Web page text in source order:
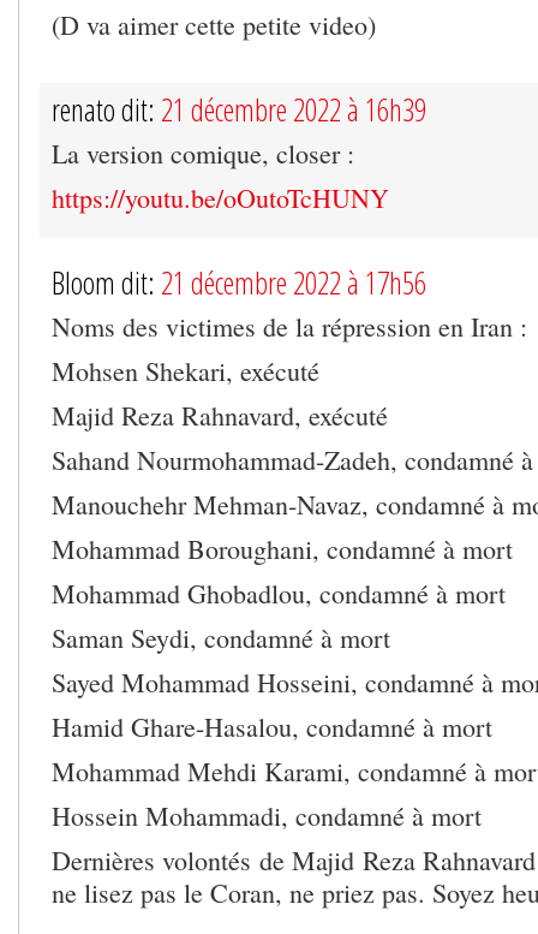
(D va aimer cette petite video)
renato dit: 21 décembre 2022 à 16h39
La version comique, closer :
https://youtu.be/oOutoTcHUNY
Bloom dit: 21 décembre 2022 à 17h56
Noms des victimes de la répression en Iran :
Mohsen Shekari, exécuté
Majid Reza Rahnavard, exécuté
Sahand Nourmohammad-Zadeh, condamné
Manouchehr Mehman-Navaz, condamné à
Mohammad Boroughani, condamné à mort
Mohammad Ghobadlou, condamné à mort
Saman Seydi, condamné à mort
Sayed Mohammad Hosseini, condamné à
Hamid Ghare-Hasalou, condamné à mort
Mohammad Mehdi Karami, condamné à
Hossein Mohammadi, condamné à mort
Dernières volontés de Majid Reza
ne lisez pas le Coran, ne priez pas. Soyez